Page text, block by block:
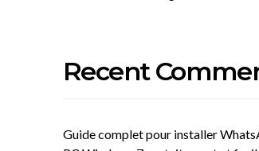
Recent
Guide complet pour installer